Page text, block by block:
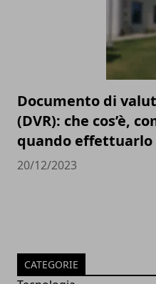
Documento di
(DVR): che cos’è,
quando effettuarlo
20/12/2023
CATEGORIE